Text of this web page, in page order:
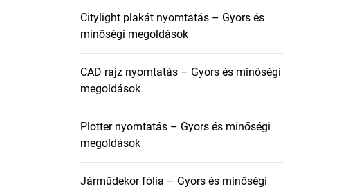
Citylight plakát nyomtatás – Gyors és
minőségi megoldások
CAD rajz nyomtatás – Gyors és minőségi
megoldások
Plotter nyomtatás – Gyors és minőségi
megoldások
Járműdekor fólia – Gyors és minőségi